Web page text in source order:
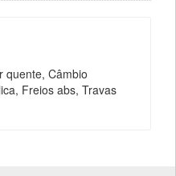
quente, Câmbio
Freios abs, Travas